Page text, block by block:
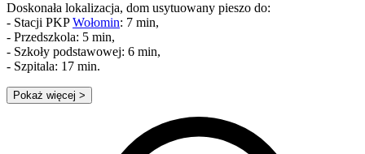
Doskonała lokalizacja, dom usytuowany pieszo do:
- Stacji PKPWołomin: 7 min,
- Przedszkola: 5 min,
- Szkoły podstawowej: 6 min,
- Szpitala: 17 min.
Pokaż więcej >